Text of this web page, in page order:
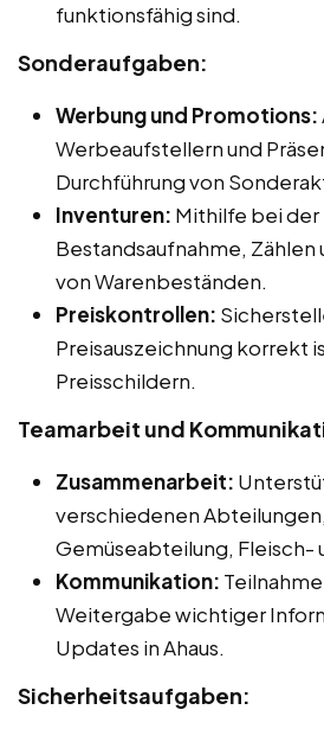
funktionsfähig sind.
Sonderaufgaben:
Werbung und Promotions:
Werbeaufstellern und
Durchführung von
Inventuren: Mithilfe bei der
Bestandsaufnahme,
von Warenbeständen.
Preiskontrollen:
Preisauszeichnung korrekt
Preisschildern.
Teamarbeit und
Zusammenarbeit:
verschiedenen
Gemüseabteilung, Fleisch-
Kommunikation:
Weitergabe wichtiger
Updates in Ahaus.
Sicherheitsaufgaben: